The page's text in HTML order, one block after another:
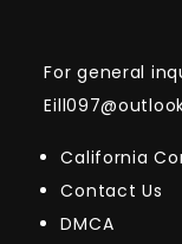
For general
California
Contact Us
DMCA